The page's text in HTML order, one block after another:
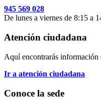
945 569 028
De lunes a viernes de 8:15 a
Atención ciudadana
Aquí encontrarás información
Ir a atención ciudadana
Conoce la sede